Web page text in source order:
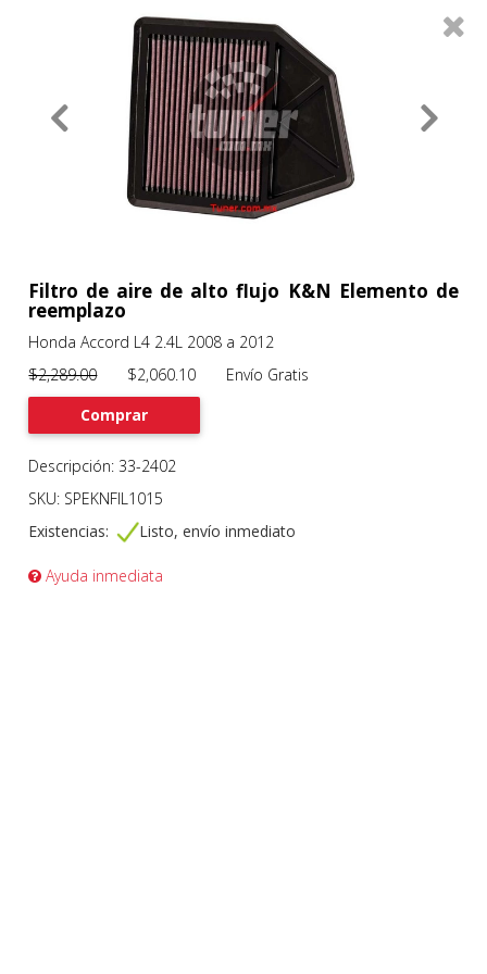
Services
Clients
Productos Filtros 0
Previous
Filtro de aire de alto flujo K&N Elemento de
reemplazo
Honda Accord L4 2.4L 2008 a 2012
$2,289.00$2,060.10 Envío Gratis
Comprar
Descripción: 33-2402
SKU: SPEKNFIL1015
Existencias:
Listo, envío inmediato
Ayuda inmediata